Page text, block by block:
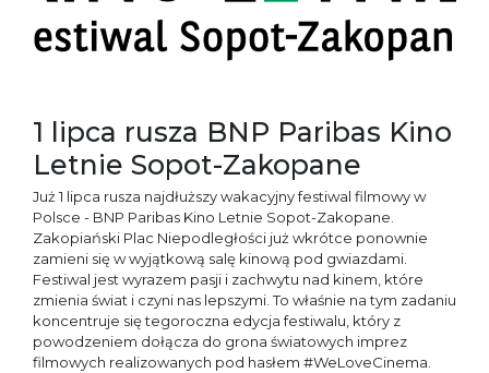
1 lipca rusza BNP Paribas Kino
Letnie Sopot-Zakopane
Już 1 lipca rusza najdłuższy wakacyjny festiwal filmowy w
Polsce - BNP Paribas Kino Letnie Sopot-Zakopane.
Zakopiański Plac Niepodległości już wkrótce ponownie
zamieni się w wyjątkową salę kinową pod gwiazdami.
Festiwal jest wyrazem pasji i zachwytu nad kinem, które
zmienia świat i czyni nas lepszymi. To właśnie na tym zadaniu
koncentruje się tegoroczna edycja festiwalu, który z
powodzeniem dołącza do grona światowych imprez
filmowych realizowanych pod hasłem #WeLoveCinema.